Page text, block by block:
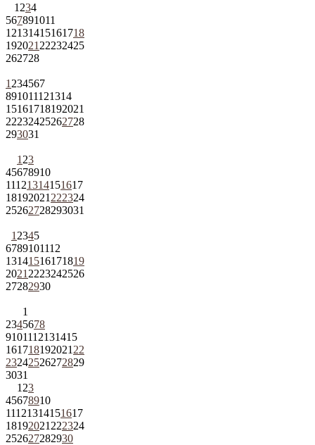
1 234
567891011
12131415161718
192021 22232425
262728
1 234567
891011121314
15161718192021
22232425262728
293031
1 23
45678910
11121314151617
18192021 222324
25262728293031
1 2345
6789101112
13141516171819
2021 2223242526
27282930
1
2345678
9101112131415
161718192021 22
23242526272829
3031
1 23
45678910
11121314151617
18192021 222324
252627282930